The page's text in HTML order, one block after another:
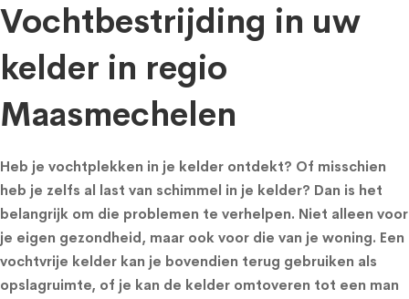
Vochtbestrijding in uw
kelder in regio
Maasmechelen
Heb je vochtplekken in je kelder ontdekt? Of misschien
heb je zelfs al last van schimmel in je kelder? Dan is het
belangrijk om die problemen te verhelpen. Niet alleen voor
je eigen gezondheid, maar ook voor die van je woning. Een
vochtvrije kelder kan je bovendien terug gebruiken als
opslagruimte, of je kan de kelder omtoveren tot een man